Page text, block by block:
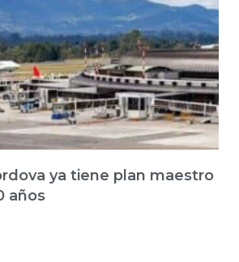
ya tiene plan maestro
años